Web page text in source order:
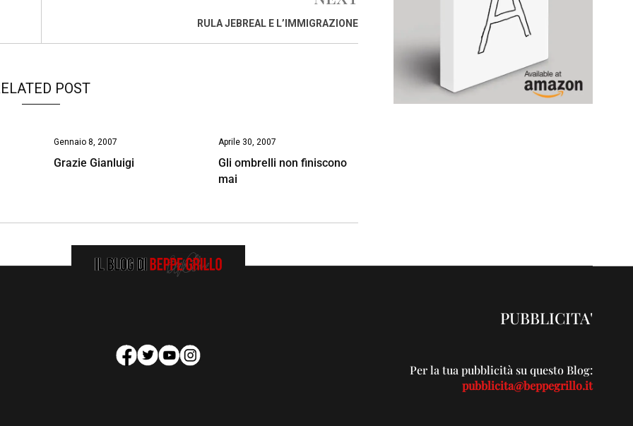
RULA JEBREAL E L’IMMIGRAZIONE
POST
Gennaio 8, 2007
Grazie Gianluigi
Aprile 30, 2007
Gli ombrelli non finiscono
mai
PUBBLICITA'
Per la tua pubblicità su questo Blog:
pubblicita@beppegrillo.it